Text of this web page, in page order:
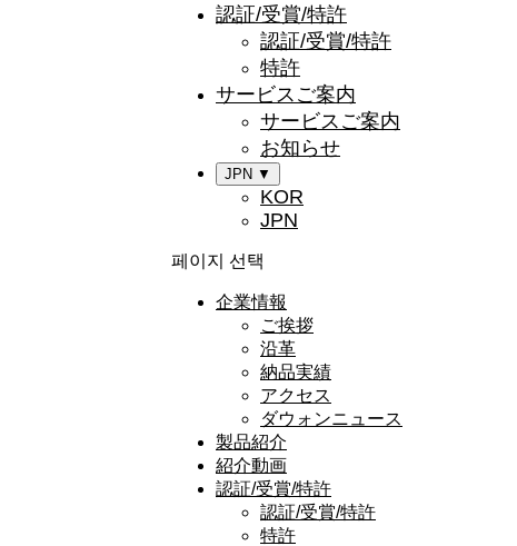
認証/受賞/特許
認証/受賞/特許
特許
サービスご案内
サービスご案内
お知らせ
JPN ▼
KOR
JPN
페이지 선택
企業情報
ご挨拶
沿革
納品実績
アクセス
ダウォンニュース
製品紹介
紹介動画
認証/受賞/特許
認証/受賞/特許
特許